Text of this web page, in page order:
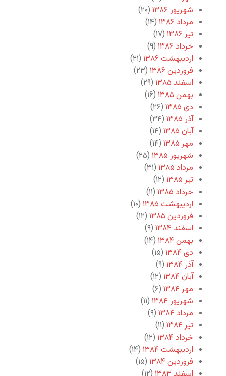
شهریور ۱۳۸۶
(۲۰)
مرداد ۱۳۸۶
(۱۴)
تیر ۱۳۸۶
(۱۷)
خرداد ۱۳۸۶
(۹)
اردیبهشت ۱۳۸۶
(۲۱)
فروردین ۱۳۸۶
(۲۳)
اسفند ۱۳۸۵
(۲۹)
بهمن ۱۳۸۵
(۱۶)
دی ۱۳۸۵
(۲۶)
آذر ۱۳۸۵
(۳۴)
آبان ۱۳۸۵
(۱۴)
مهر ۱۳۸۵
(۱۴)
شهریور ۱۳۸۵
(۲۵)
مرداد ۱۳۸۵
(۳۱)
تیر ۱۳۸۵
(۱۲)
خرداد ۱۳۸۵
(۱۱)
اردیبهشت ۱۳۸۵
(۱۰)
فروردین ۱۳۸۵
(۱۲)
اسفند ۱۳۸۴
(۹)
بهمن ۱۳۸۴
(۱۴)
دی ۱۳۸۴
(۱۵)
آذر ۱۳۸۴
(۹)
آبان ۱۳۸۴
(۱۲)
مهر ۱۳۸۴
(۶)
شهریور ۱۳۸۴
(۱۱)
مرداد ۱۳۸۴
(۹)
تیر ۱۳۸۴
(۱۱)
خرداد ۱۳۸۴
(۱۲)
اردیبهشت ۱۳۸۴
(۱۴)
فروردین ۱۳۸۴
(۱۵)